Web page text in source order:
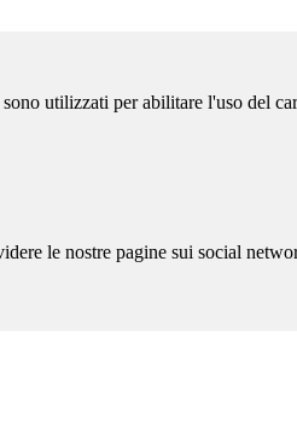
utilizzati per abilitare l'uso del
le nostre pagine sui social